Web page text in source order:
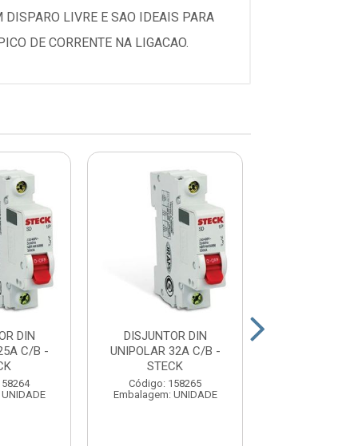
LIVRE E SAO IDEAIS PARA
DE CORRENTE NA LIGACAO.
DIN
C/B -
DISJUNTOR DIN
UNIPOLAR 32A C/B -
STECK
Código: 158265
Embalagem: UNIDADE